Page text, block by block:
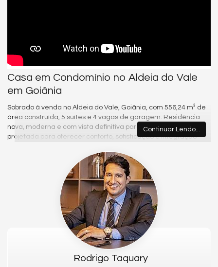
Casa em Condomínio no Aldeia do Vale
em Goiânia
Sobrado à venda no Aldeia do Vale, Goiânia, com 556,24 m² de
área construída, 5 suítes e 4 vagas de garagem. Residência
nova, moderna e com vista definitiva para o condomínio,
projetada para oferecer conforto, sofisticação e integração
Projeto contemporâneo com ambientes amplos e integrados.
No térreo, sala de estar, jardim de inverno, lavabo, cozinha
gourmet com churrasqueira, despensa e integração total com
o deck da piscina. Área íntima composta por 5 suítes, sendo a
suíte master com closet, hidromassagem e vista privilegiada
para o condomínio.
Diferenciais do imóvel
556,24 m² | Terreno de 1.406,48 m² | 5 suítes | Suíte master com
closet e hidro | Piscina com borda infinita | Ofurô | Deck de 112,87
m² | Academia | Home cinema | Salão de jogos | Adega |
Continuar Lendo...
Rodrigo Taquary